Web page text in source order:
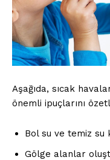
Gizlilik Politikası
Hesabım
İletişim
Aşağıda, sıcak
önemli ipuçlarını
Bol su ve temiz su
Gölge alanlar